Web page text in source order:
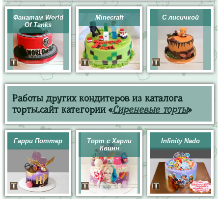
Фанатам World
Of Tanks
Minecraft С лисичкой
Работы других кондитеров из каталога
торты.сайт категории «Сиреневые торты»
Гарри Поттер
Торт с Харли
Квинн
Infinity Nado